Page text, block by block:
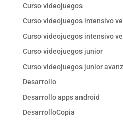
Curso videojuegos
Curso videojuegos intensivo
Curso videojuegos intensivo
Curso videojuegos junior
Curso videojuegos junior
Desarrollo
Desarrollo apps android
DesarrolloCopia